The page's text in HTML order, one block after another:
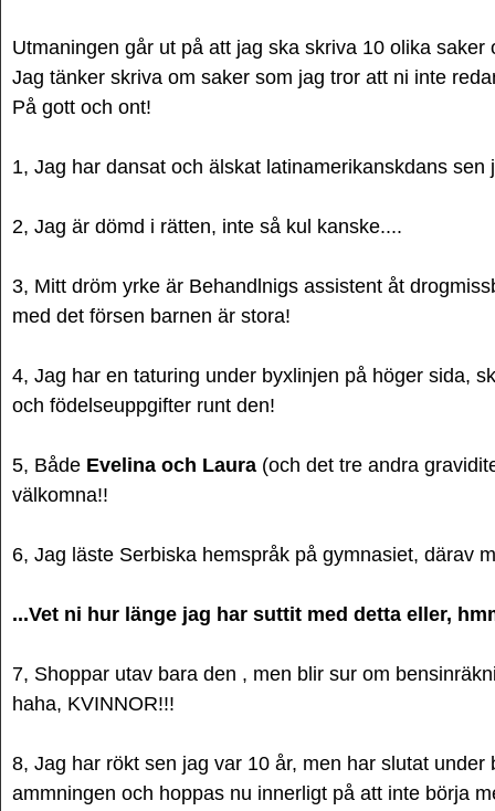
Utmaningen går ut på att jag ska skriva 10 olika saker
Jag tänker skriva om saker som jag tror att ni inte
På gott och ont!
1, Jag har dansat och älskat latinamerikanskdans sen
2, Jag är dömd i rätten, inte så kul kanske....
3, Mitt dröm yrke är Behandlnigs assistent åt
med det försen barnen är stora!
4, Jag har en taturing under byxlinjen på höger sida,
och födelseuppgifter runt den!
5, Både Evelina och Laura (och det tre andra
välkomna!!
6, Jag läste Serbiska hemspråk på gymnasiet, därav
...Vet ni hur länge jag har suttit med detta eller,
7, Shoppar utav bara den , men blir sur om
haha, KVINNOR!!!
8, Jag har rökt sen jag var 10 år, men har slutat under
ammningen och hoppas nu innerligt på att inte börja